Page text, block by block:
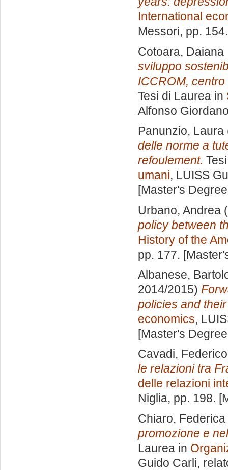
International
Messori, pp.
Cotoara, Daiana
sviluppo
ICCROM,
Tesi di Laurea in
Alfonso
Panunzio, Laura
delle norme a
refoulement.
umani, LUISS
[Master's
Urbano, Andrea
policy between
History of the
pp. 177.
Albanese,
2014/2015)
policies and
economics,
[Master's
Cavadi, Federico
le relazioni tra
delle relazioni
Niglia, pp. 198.
Chiaro, Federica
promozione e
Laurea in
Guido Carli,